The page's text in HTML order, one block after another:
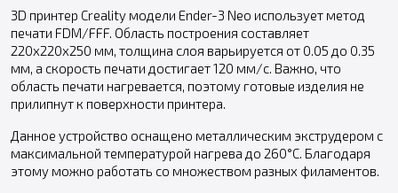
3D принтер Creality модели Ender-3 Neo использует метод
печати FDM/FFF. Область построения составляет
220x220x250 мм, толщина слоя варьируется от 0.05 до 0.35
мм, а скорость печати достигает 120 мм/с. Важно, что
область печати нагревается, поэтому готовые изделия не
прилипнут к поверхности принтера.
Данное устройство оснащено металлическим экструдером с
максимальной температурой нагрева до 260°C. Благодаря
этому можно работать со множеством разных филаментов.